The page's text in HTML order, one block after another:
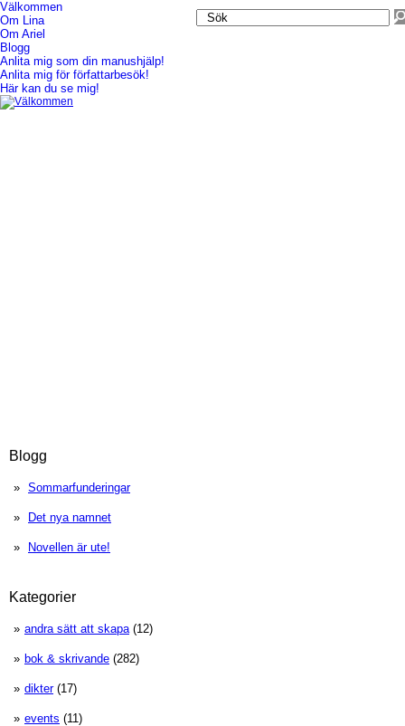
Välkommen
Om Lina
Om Ariel
Blogg
Anlita mig som din manushjälp!
Anlita mig för författarbesök!
Här kan du se mig!
Blogg
Sommarfunderingar
Det nya namnet
Novellen är ute!
Kategorier
andra sätt att skapa(12)
bok & skrivande (282)
dikter(17)
events (11)